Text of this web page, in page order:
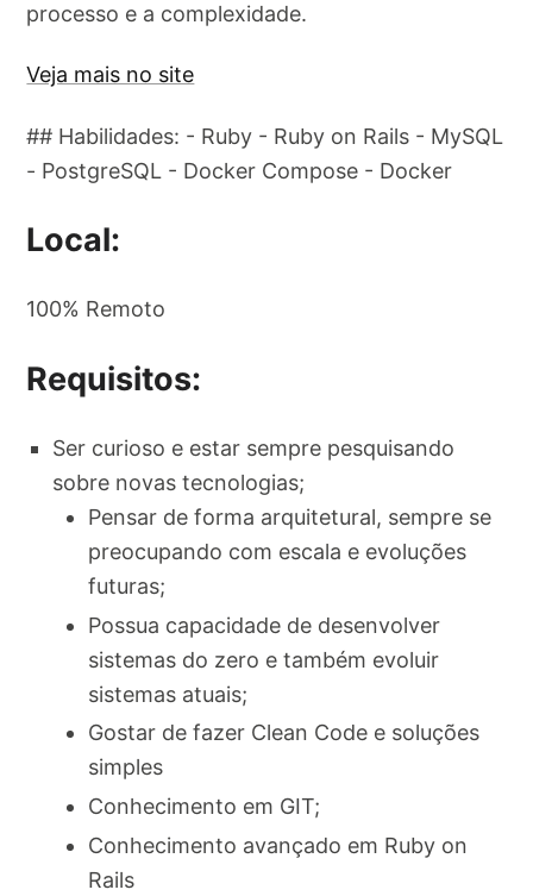
processo e a complexidade.
Veja mais no site
## Habilidades: - Ruby - Ruby on Rails - MySQL
- PostgreSQL - Docker Compose - Docker
Local:
100% Remoto
Requisitos:
Ser curioso e estar sempre pesquisando
sobre novas tecnologias;
Pensar de forma arquitetural, sempre se
preocupando com escala e evoluções
futuras;
Possua capacidade de desenvolver
sistemas do zero e também evoluir
sistemas atuais;
Gostar de fazer Clean Code e soluções
simples
Conhecimento em GIT;
Conhecimento avançado em Ruby on
Rails